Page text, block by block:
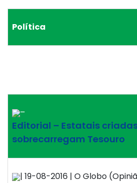
Política
–
Editorial – Estatais
sobrecarregam Tesouro
| 19-08-2016 | O Globo